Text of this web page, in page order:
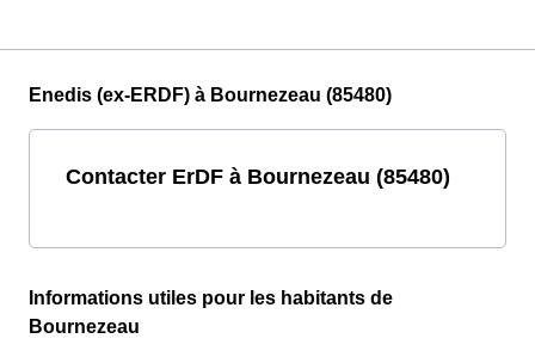
Enedis (ex-ERDF) à Bournezeau (85480)
Contacter ErDF à Bournezeau (85480)
Informations utiles pour les habitants de
Bournezeau